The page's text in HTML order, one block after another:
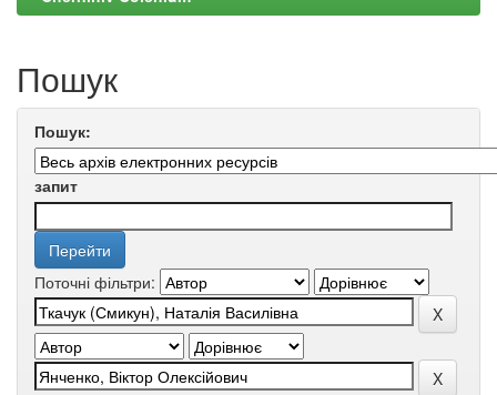
Пошук
Пошук:
запит
Поточні фільтри: